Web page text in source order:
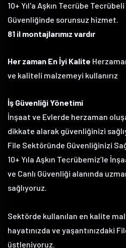
10+ Yıl'a Aşkın Tecrübe
Güvenliğinde sorunsuz hizmet.
81 il montajlarımız vardır
Her zaman En İyi Kalite
ve kaliteli malzemeyi kullanırız
İş Güvenliği Yönetimi
İnşaat ve Evlerde herzaman
dikkate alarak güvenliğinizi
File Sektöründe Güvenliğinizi
10+ Yıla Aşkın Tecrübemiz’le
ve Canlı Güvenliği alanında
sağlıyoruz.
Sektörde kullanılan en kalite
hayatınızda ve yaşantınızdaki
üstleniyoruz.